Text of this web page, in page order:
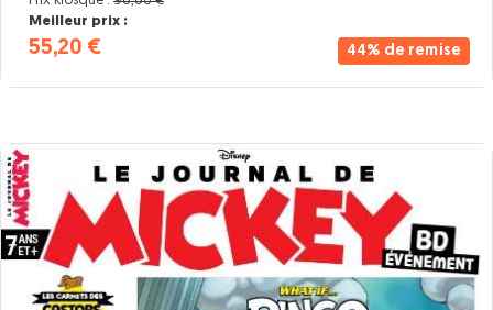
44% de remise
Meilleur prix :
55,20 €